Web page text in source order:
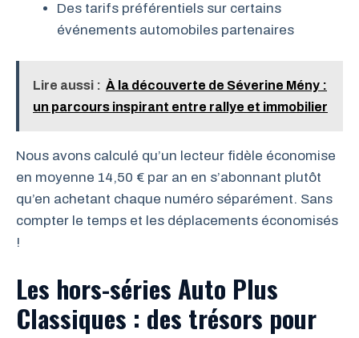
Des tarifs préférentiels sur certains
événements automobiles partenaires
Lire aussi : À la découverte de Séverine Mény :
un parcours inspirant entre rallye et immobilier
Nous avons calculé qu’un lecteur fidèle économise
en moyenne 14,50 € par an en s’abonnant plutôt
qu’en achetant chaque numéro séparément. Sans
compter le temps et les déplacements économisés
!
Les hors-séries Auto Plus
Classiques : des trésors pour